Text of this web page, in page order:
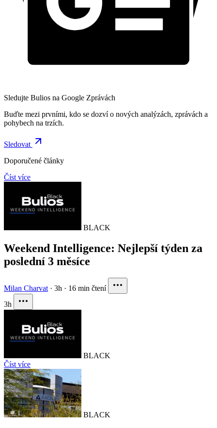
Sledujte Bulios na Google Zprávách
Buďte mezi prvními, kdo se dozví o nových analýzách, zprávách a
pohybech na trzích.
Sledovat
Doporučené články
Číst více
BLACK
Weekend Intelligence: Nejlepší týden za
poslední 3 měsíce
Milan Charvat · 3h · 16 min čtení
3h
BLACK
Číst více
BLACK